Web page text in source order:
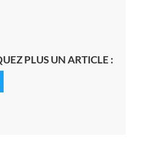
PLUS UN ARTICLE :